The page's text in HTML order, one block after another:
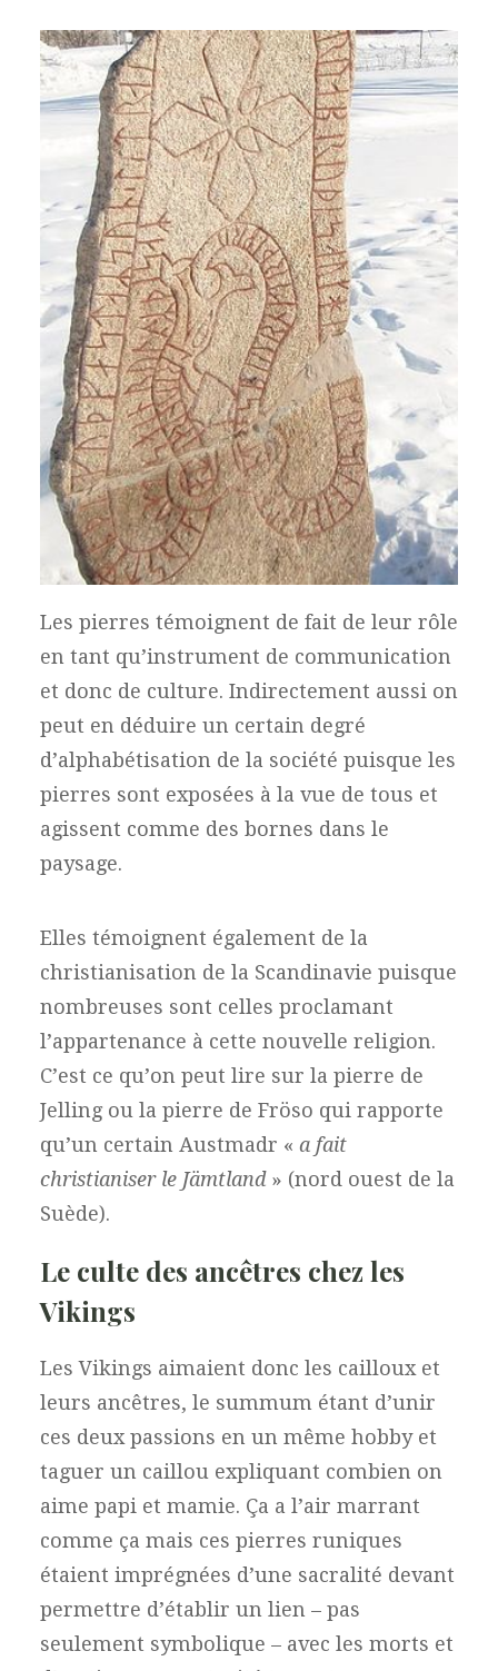
Les pierres témoignent de fait de leur rôle
en tant qu’instrument de communication
et donc de culture. Indirectement aussi on
peut en déduire un certain degré
d’alphabétisation de la société puisque les
pierres sont exposées à la vue de tous et
agissent comme des bornes dans le
paysage.
Elles témoignent également de la
christianisation de la Scandinavie puisque
nombreuses sont celles proclamant
l’appartenance à cette nouvelle religion.
C’est ce qu’on peut lire sur la pierre de
Jelling ou la pierre de Fröso qui rapporte
qu’un certain Austmadr « a fait
christianiser le Jämtland» (nord ouest de la
Suède).
Le culte des ancêtres chez les
Vikings
Les Vikings aimaient donc les cailloux et
leurs ancêtres, le summum étant d’unir
ces deux passions en un même hobby et
taguer un caillou expliquant combien on
aime papi et mamie. Ça a l’air marrant
comme ça mais ces pierres runiques
étaient imprégnées d’une sacralité devant
permettre d’établir un lien – pas
seulement symbolique – avec les morts et